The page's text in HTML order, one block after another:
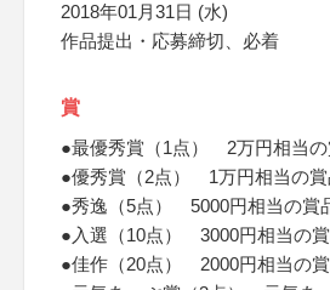
2018年01月31日 (水)
作品提出・応募締切、必着
賞
●最優秀賞（1点） 2万円相当の
●優秀賞（2点） 1万円相当の賞
●秀逸（5点） 5000円相当の賞
●入選（10点） 3000円相当の
●佳作（20点） 2000円相当の